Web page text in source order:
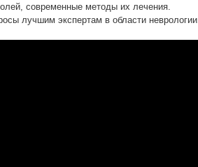
современные методы их лечения.
лучшим экспертам в области неврологии.